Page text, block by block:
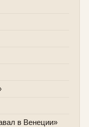
в Венеции»